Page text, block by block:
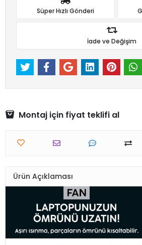
Süper Hızlı Gönderi
İade ve Değişim
Montaj için fiyat teklifi al
Ürün Açıklaması